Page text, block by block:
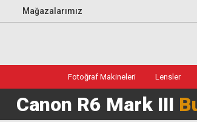
Mağazalarımız
Fotoğraf Makineleri Lensler
Canon R6 Mark III